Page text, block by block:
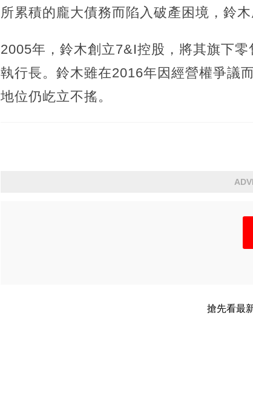
所累積的龐大債務而陷入破產困境，鈴
2005年，鈴木創立7&I控股，將其旗下
執行長。鈴木雖在2016年因經營權爭議
地位仍屹立不搖。
搶先看最